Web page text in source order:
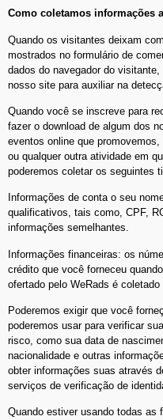
Como coletamos informações
Quando os visitantes deixam
mostrados no formulário de
dados do navegador do
nosso site para auxiliar na
Quando você se inscreve para
fazer o download de algum dos
eventos online que
ou qualquer outra atividade em
poderemos coletar os seguintes
Informações de conta o seu
qualificativos, tais como, CPF,
informações semelhantes.
Informações financeiras: os
crédito que você forneceu
ofertado pelo WeRads é
Poderemos exigir que você
poderemos usar para verificar
risco, como sua data de
nacionalidade e outras
obter informações suas através
serviços de verificação de
Quando estiver usando todas as